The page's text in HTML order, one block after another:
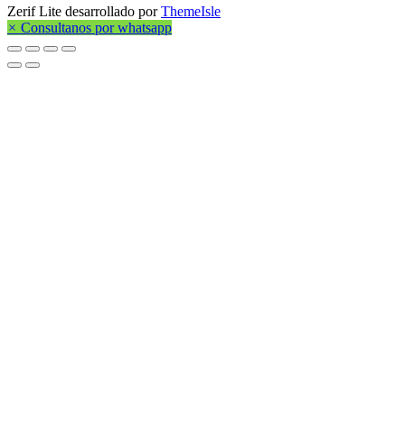
Zerif Lite desarrollado porThemeIsle
× Consultanos por whatsapp